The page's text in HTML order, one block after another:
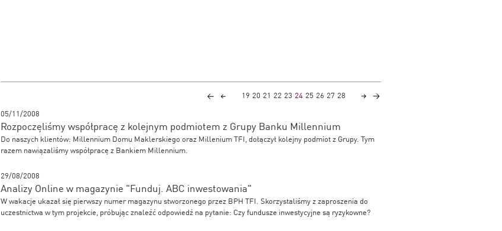
19 20 21 22 23 24 25 26 27 28
05/11/2008
Rozpoczęliśmy współpracę z kolejnym podmiotem z Grupy Banku Millennium
Do naszych klientów: Millennium Domu Maklerskiego oraz Millenium TFI, dołączył kolejny podmiot z Grupy. Tym
razem nawiązaliśmy współpracę z Bankiem Millennium.
29/08/2008
Analizy Online w magazynie "Funduj. ABC inwestowania"
W wakacje ukazał się pierwszy numer magazynu stworzonego przez BPH TFI. Skorzystaliśmy z zaproszenia do
uczestnictwa w tym projekcie, próbując znaleźć odpowiedź na pytanie: Czy fundusze inwestycyjne są ryzykowne?